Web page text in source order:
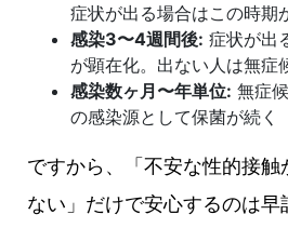
症状が出る場合はこの時期
感染3〜4週間後: 症状が出
が顕在化。出ない人は無症
感染数ヶ月〜年単位: 無症
の感染源として保菌が続く
ですから、「不安な性的接
ない」だけで安心するのは